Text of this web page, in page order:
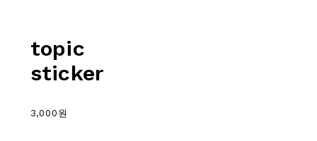
topic
sticker
3,000원